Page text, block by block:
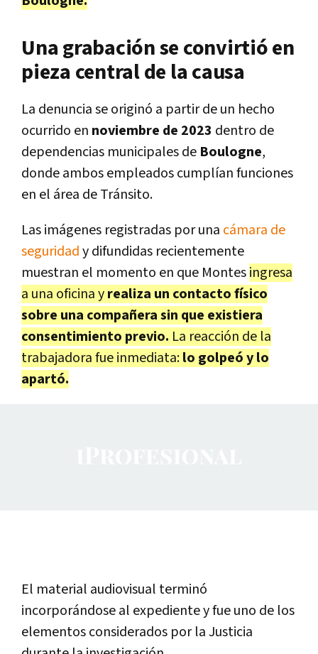
Una grabación se convirtió en
pieza central de la causa
La denuncia se originó a partir de un hecho
ocurrido en noviembre de 2023 dentro de
dependencias municipales de Boulogne,
donde ambos empleados cumplían funciones
en el área de Tránsito.
Las imágenes registradas por una cámara de
seguridady difundidas recientemente
muestran el momento en que Montesingresa
a una oficina yrealiza un contacto físico
sobre una compañera sin que existiera
consentimiento previo. La reacción de la
trabajadora fue inmediata:lo golpeó y lo
apartó.
El material audiovisual terminó
incorporándose al expediente y fue uno de los
elementos considerados por la Justicia